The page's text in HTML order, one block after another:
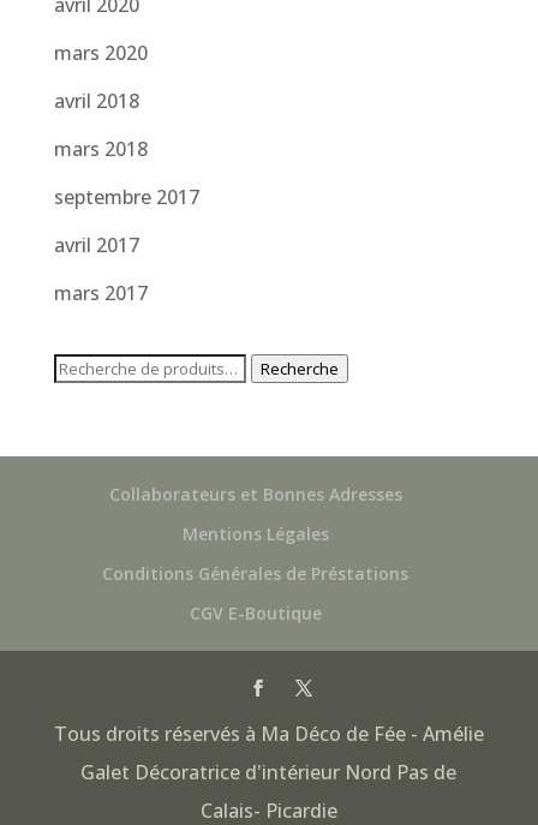
mars 2020
avril 2018
mars 2018
septembre 2017
avril 2017
mars 2017
Recherche
Recherche
Collaborateurs et Bonnes Adresses
Mentions Légales
Conditions Générales de Préstations
CGV E-Boutique
Tous droits réservés à Ma Déco de Fée - Amélie
Galet Décoratrice d'intérieur Nord Pas de
Calais- Picardie